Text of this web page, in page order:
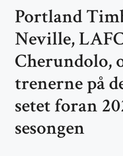
Portland
Neville,
Cherundolo,
trenerne på
setet foran
sesongen